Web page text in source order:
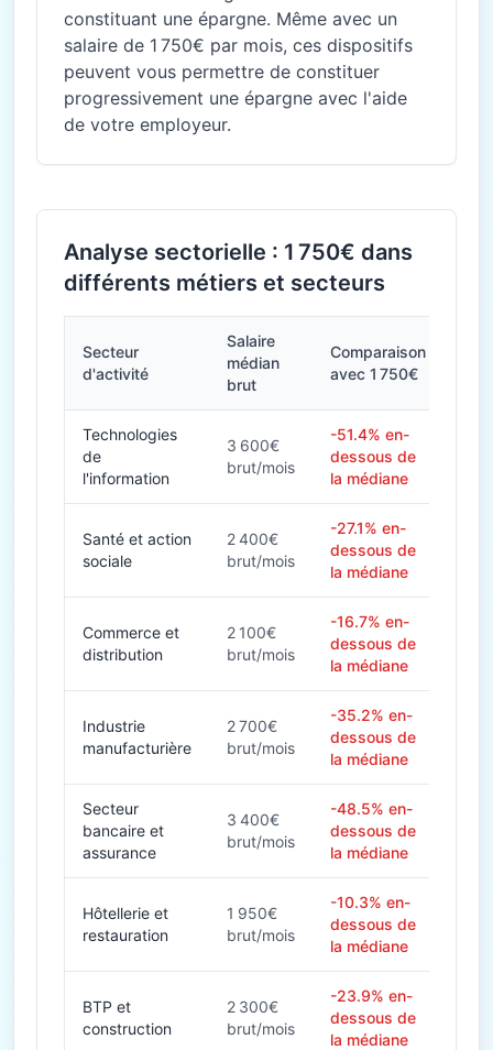
constituant une épargne. Même avec un
salaire de 1 750€ par mois, ces dispositifs
peuvent vous permettre de constituer
progressivement une épargne avec l'aide
de votre employeur.
Analyse sectorielle : 1 750€ dans
différents métiers et secteurs
Secteur
d'activité
Salaire
médian
brut
Comparaison
avec 1 750€
Technologies
de
l'information
3 600€
brut/mois
-51.4% en-
dessous de
la médiane
Santé et action
sociale
2 400€
brut/mois
-27.1% en-
dessous de
la médiane
Commerce et
distribution
2 100€
brut/mois
-16.7% en-
dessous de
la médiane
Industrie
manufacturière
2 700€
brut/mois
-35.2% en-
dessous de
la médiane
Secteur
bancaire et
assurance
3 400€
brut/mois
-48.5% en-
dessous de
la médiane
Hôtellerie et
restauration
1 950€
brut/mois
-10.3% en-
dessous de
la médiane
BTP et
construction
2 300€
brut/mois
-23.9% en-
dessous de
la médiane